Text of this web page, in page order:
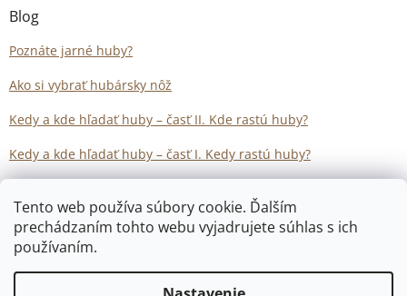
Tento web používa súbory cookie. Ďalším
prechádzaním tohto webu vyjadrujete súhlas s ich
používaním.
Blog
Poznáte jarné huby?
Ako si vybrať hubársky nôž
Kedy a kde hľadať huby – časť II. Kde rastú huby?
Kedy a kde hľadať huby – časť I. Kedy rastú huby?